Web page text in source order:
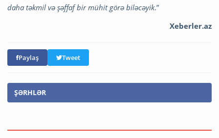
daha təkmil və şəffaf bir mühit görə biləcəyik.”
Xeberler.az
Paylaş Tweet
ŞƏRHLƏR